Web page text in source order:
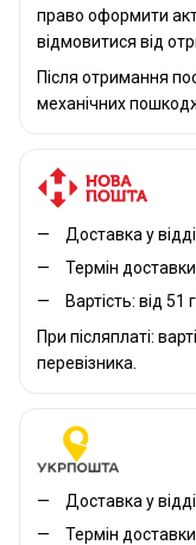
право оформити акт
відмовитися від
Після отримання
механічних
Доставка у
Термін
Вартість: від
При післяплаті:
перевізника.
Доставка у
Термін